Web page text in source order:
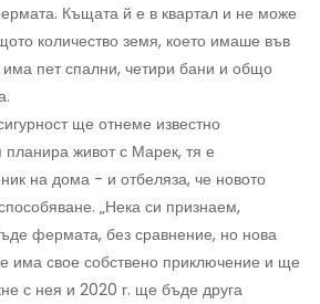
Къщата й е в квартал и не може
количество земя, което имаше във
пет спални, четири бани и общо
ще отнеме известно
планира живот с Марек, тя е
на дома - и отбеляза, че новото
„Нека си признаем,
фермата, без сравнение, но нова
има свое собствено приключение и ще
с нея и 2020 г. ще бъде друга